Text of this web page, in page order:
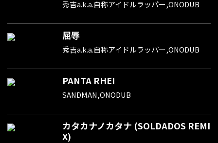
秀吉a.k.a.自称アイドルラッパー,ONODUB
屈辱
秀吉a.k.a.自称アイドルラッパー,ONODUB
PANTA RHEI
SANDMAN,ONODUB
カタカナノカタナ (SOLDADOS REMI
X)